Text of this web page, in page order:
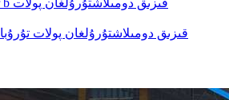
sa 106 gr b قىزىق دومىلاشتۇرۇلغان پولات تۇرۇبا